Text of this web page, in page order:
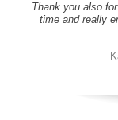
Thank you also
time and really